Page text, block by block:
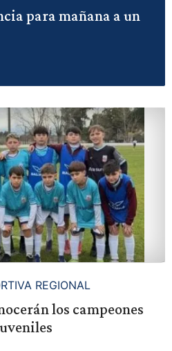
para mañana a un
REGIONAL
los campeones